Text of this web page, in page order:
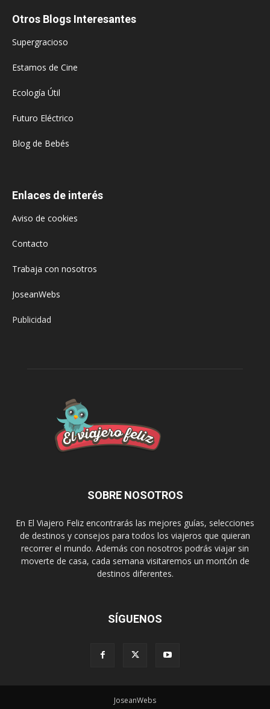
Otros Blogs Interesantes
Supergracioso
Estamos de Cine
Ecología Útil
Futuro Eléctrico
Blog de Bebés
Enlaces de interés
Aviso de cookies
Contacto
Trabaja con nosotros
JoseanWebs
Publicidad
SOBRE NOSOTROS
En El Viajero Feliz encontrarás las mejores guías, selecciones
de destinos y consejos para todos los viajeros que quieran
recorrer el mundo. Además con nosotros podrás viajar sin
moverte de casa, cada semana visitaremos un montón de
destinos diferentes.
SÍGUENOS
JoseanWebs